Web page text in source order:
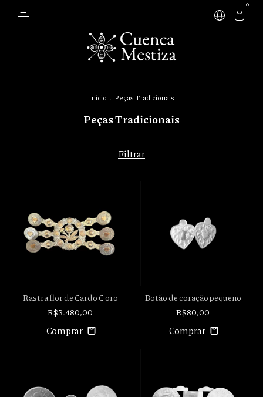
0
Início . Peças Tradicionais
Peças Tradicionais
Filtrar
Rastra flor de Cardo C oro
R$3.480,00
Botão de coração pequeno
R$80,00